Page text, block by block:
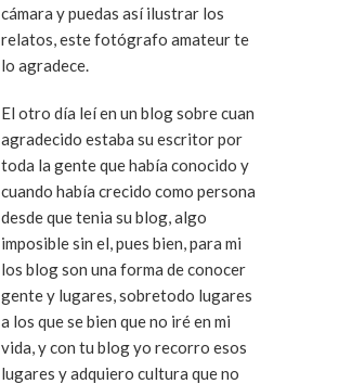
cámara y puedas así ilustrar los
relatos, este fotógrafo amateur te
lo agradece.
El otro día leí en un blog sobre cuan
agradecido estaba su escritor por
toda la gente que había conocido y
cuando había crecido como persona
desde que tenia su blog, algo
imposible sin el, pues bien, para mi
los blog son una forma de conocer
gente y lugares, sobretodo lugares
a los que se bien que no iré en mi
vida, y con tu blog yo recorro esos
lugares y adquiero cultura que no